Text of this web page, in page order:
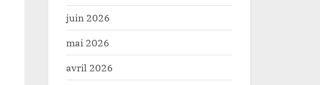
juin 2026
mai 2026
avril 2026